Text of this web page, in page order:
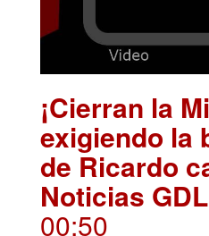
¡Cierran la
exigiendo la
de Ricardo
Noticias
00:50